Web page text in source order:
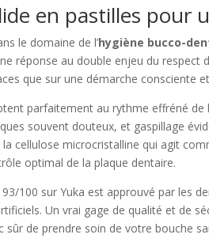
en pastilles pour
le domaine de l’hygiène bucco-
réponse au double enjeu du
que sur une démarche consciente
parfaitement au rythme effréné
souvent douteux, et gaspillage
cellulose microcristalline qui agit
optimal de la plaque dentaire.
100 sur Yuka est approuvé par les
Un vrai gage de qualité et de
sûr de prendre soin de votre bouche